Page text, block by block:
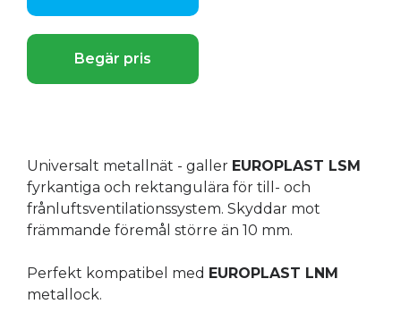
Begär pris
Universalt metallnät - galler EUROPLAST LSM
fyrkantiga och rektangulära för till- och
frånluftsventilationssystem. Skyddar mot
främmande föremål större än 10 mm.
Perfekt kompatibel med EUROPLAST LNM
metallock.